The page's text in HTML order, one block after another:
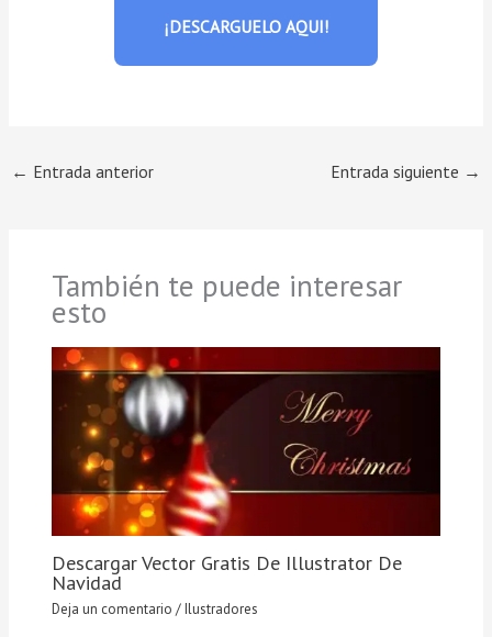
¡DESCARGUELO AQUI!
← Entrada anterior Entrada siguiente →
También te puede interesar
esto
Descargar Vector Gratis De Illustrator De
Navidad
Deja un comentario /Ilustradores